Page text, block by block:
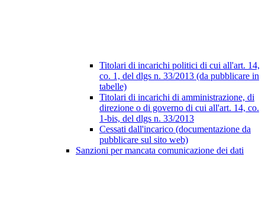
Titolari di incarichi politici di cui all'art. 14,
co. 1, del dlgs n. 33/2013 (da pubblicare in
tabelle)
Titolari di incarichi di amministrazione, di
direzione o di governo di cui all'art. 14, co.
1-bis, del dlgs n. 33/2013
Cessati dall'incarico (documentazione da
pubblicare sul sito web)
Sanzioni per mancata comunicazione dei dati